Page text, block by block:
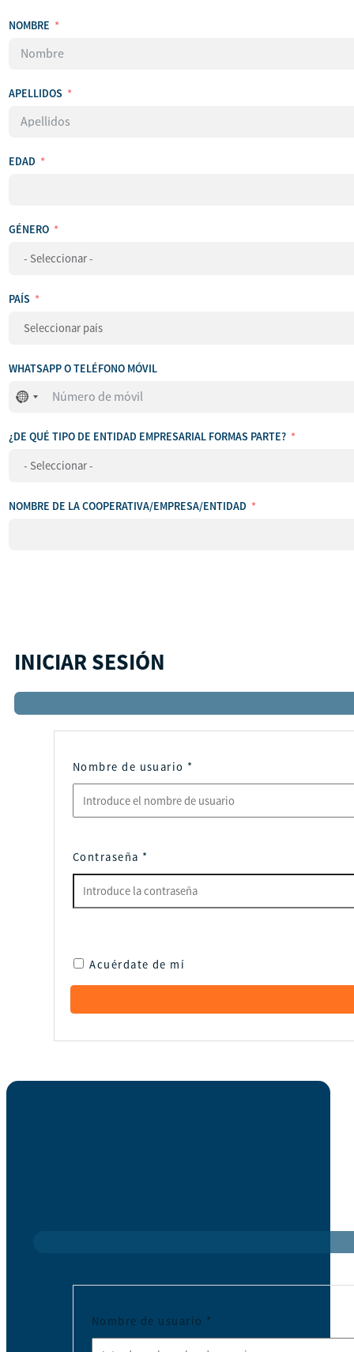
NOMBRE
APELLIDOS
EDAD
GÉNERO
PAÍS
WHATSAPP O TELÉFONO MÓVIL
No
ha
seleccionado
ningún
¿DE QUÉ TIPO DE ENTIDAD EMPRESARIAL FORMAS PARTE?
NOMBRE DE LA COOPERATIVA/EMPRESA/ENTIDAD
INICIAR SESIÓN
Nombre de usuario *
Contraseña *
Acuérdate de mí
Nombre de usuario *